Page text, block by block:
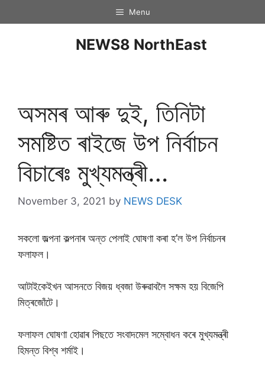
Menu
NEWS8 NorthEast
অসমৰ আৰু দুই, তিনিটা
সমষ্টিত ৰাইজে উপ নিৰ্বাচন
বিচাৰেঃ মুখ্যমন্ত্ৰী…
November 3, 2021 by NEWS DESK
সকলো জল্পনা কল্পনাৰ অন্ত পেলাই ঘোষণা কৰা হ’ল উপ নিৰ্বাচনৰ
ফলাফল।
আটাইকেইখন আসনতে বিজয় ধ্বজা উৰুৱাবলৈ সক্ষম হয় বিজেপি
মিত্ৰজোঁটে।
ফলাফল ঘোষণা হোৱাৰ পিছতে সংবাদমেল সম্বোধন কৰে মুখ্যমন্ত্ৰী
হিমন্ত বিশ্ব শৰ্মাই।